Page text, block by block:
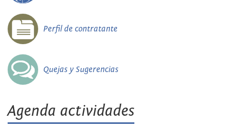
Perfil de contratante
Quejas y Sugerencias
Agenda actividades